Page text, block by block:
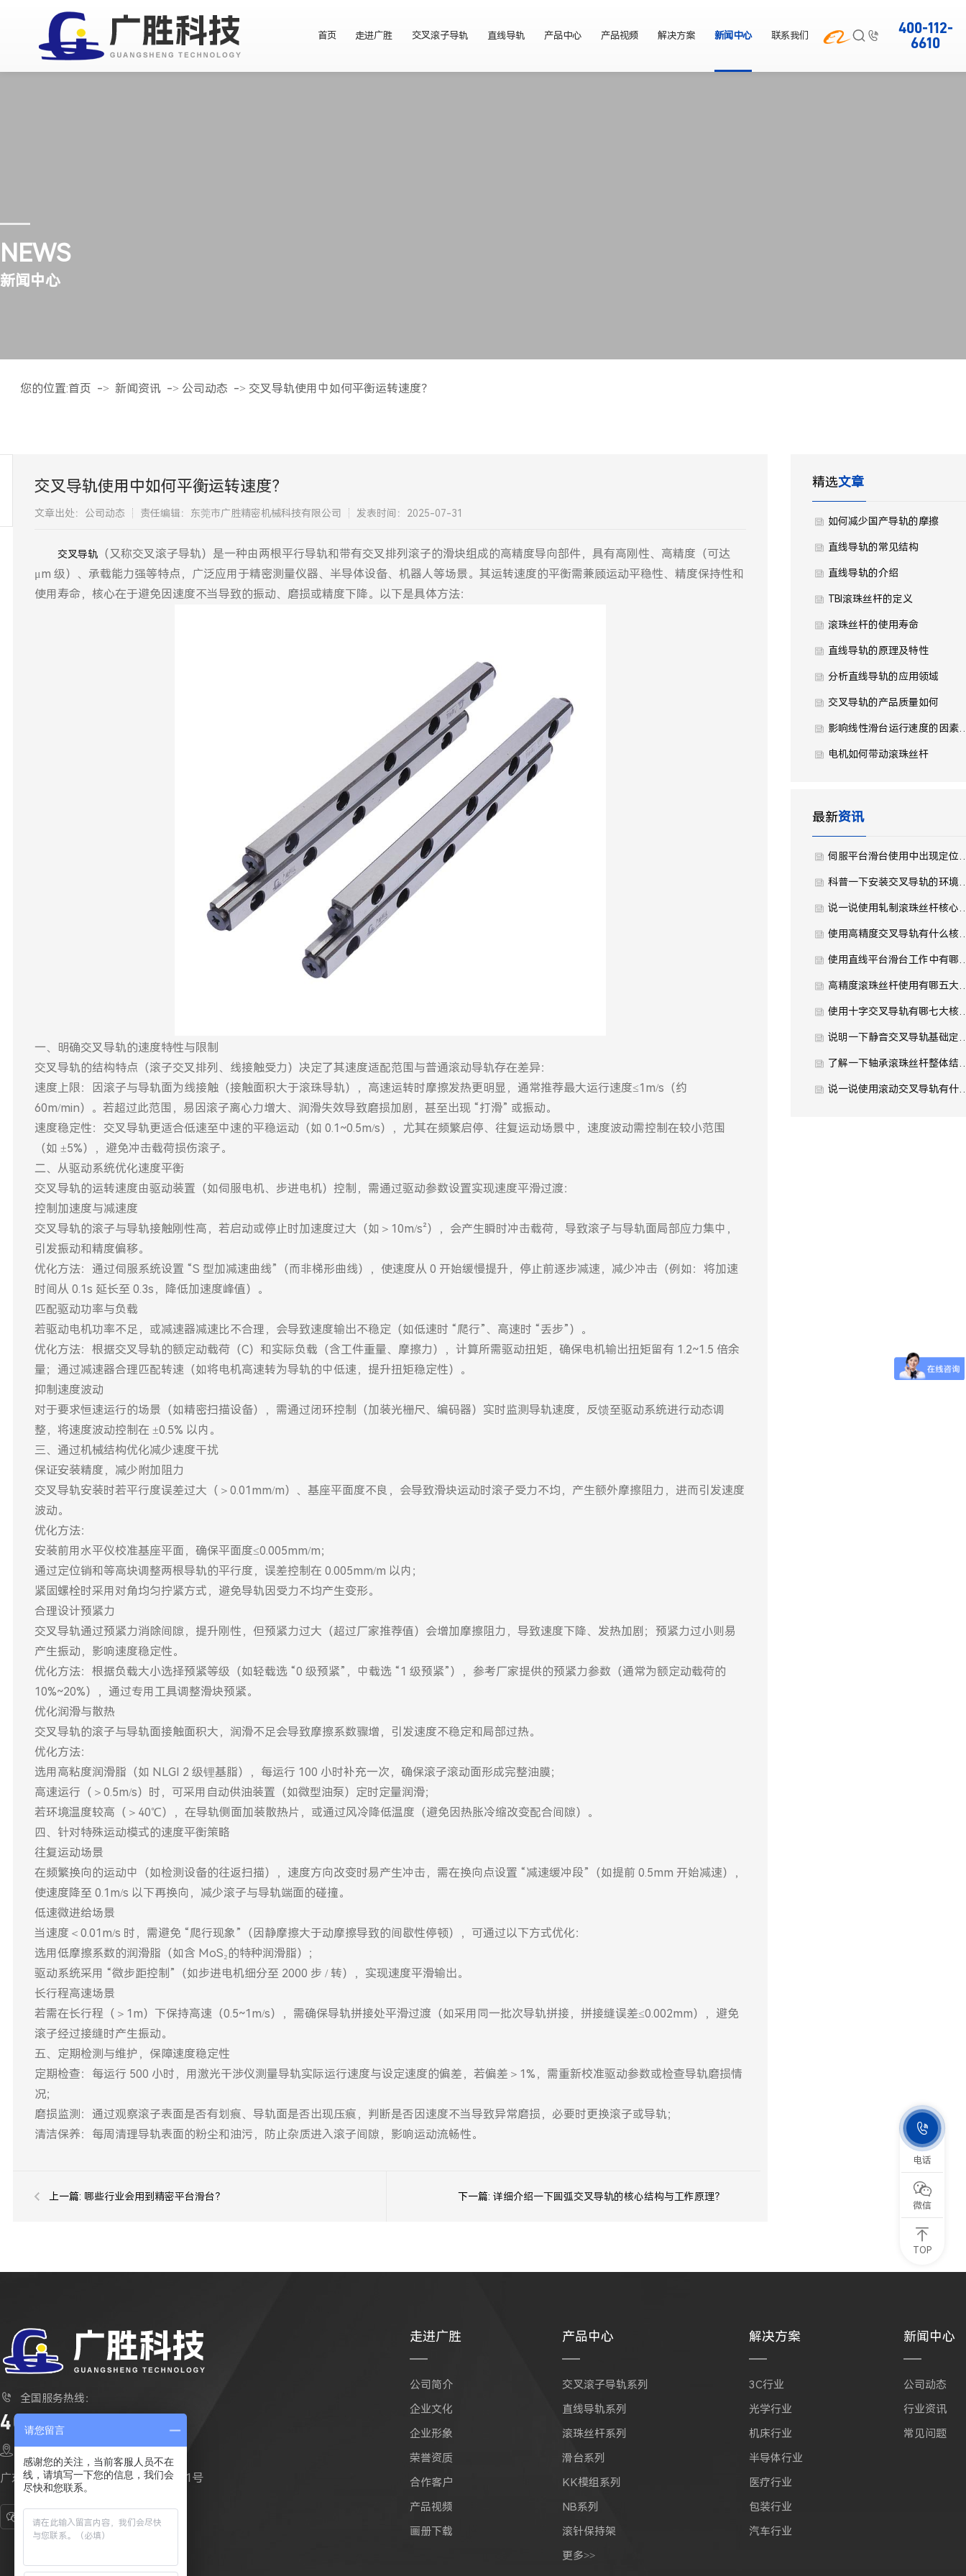
首页 走进广胜 交叉滚子导轨 直线导轨 产品中心 产品视频 解决方案 新闻中心 联系我们  
400-112-
6610
NEWS
新闻中心
您的位置:首页 -> 新闻资讯 -> 公司动态 -> 交叉导轨使用中如何平衡运转速度？
交叉导轨使用中如何平衡运转速度？
文章出处：公司动态 责任编辑：东莞市广胜精密机械科技有限公司 发表时间：2025-07-31
​交叉导轨 （又称交叉滚子导轨）是一种由两根平行导轨和带有交叉排列滚子的滑块组成的高精度导向部件，具有高刚性、高精度（可达
μm 级）、承载能力强等特点，广泛应用于精密测量仪器、半导体设备、机器人等场景。其运转速度的平衡需兼顾运动平稳性、精度保持性和
使用寿命，核心在于避免因速度不当导致的振动、磨损或精度下降。以下是具体方法：
一、明确交叉导轨的速度特性与限制
交叉导轨的结构特点（滚子交叉排列、线接触受力）决定了其速度适配范围与普通滚动导轨存在差异：
速度上限：因滚子与导轨面为线接触（接触面积大于滚珠导轨），高速运转时摩擦发热更明显，通常推荐最大运行速度≤1m/s（约
60m/min）。若超过此范围，易因滚子离心力增大、润滑失效导致磨损加剧，甚至出现 “打滑” 或振动。
速度稳定性：交叉导轨更适合低速至中速的平稳运动（如 0.1~0.5m/s），尤其在频繁启停、往复运动场景中，速度波动需控制在较小范围
（如 ±5%），避免冲击载荷损伤滚子。
二、从驱动系统优化速度平衡
交叉导轨的运转速度由驱动装置（如伺服电机、步进电机）控制，需通过驱动参数设置实现速度平滑过渡：
控制加速度与减速度
交叉导轨的滚子与导轨接触刚性高，若启动或停止时加速度过大（如＞10m/s²），会产生瞬时冲击载荷，导致滚子与导轨面局部应力集中，
引发振动和精度偏移。
优化方法：通过伺服系统设置 “S 型加减速曲线”（而非梯形曲线），使速度从 0 开始缓慢提升，停止前逐步减速，减少冲击（例如：将加速
时间从 0.1s 延长至 0.3s，降低加速度峰值）。
匹配驱动功率与负载
若驱动电机功率不足，或减速器减速比不合理，会导致速度输出不稳定（如低速时 “爬行”、高速时 “丢步”）。
优化方法：根据交叉导轨的额定动载荷（C）和实际负载（含工件重量、摩擦力），计算所需驱动扭矩，确保电机输出扭矩留有 1.2~1.5 倍余
量；通过减速器合理匹配转速（如将电机高速转为导轨的中低速，提升扭矩稳定性）。
抑制速度波动
对于要求恒速运行的场景（如精密扫描设备），需通过闭环控制（加装光栅尺、编码器）实时监测导轨速度，反馈至驱动系统进行动态调
整，将速度波动控制在 ±0.5% 以内。
三、通过机械结构优化减少速度干扰
保证安装精度，减少附加阻力
交叉导轨安装时若平行度误差过大（＞0.01mm/m）、基座平面度不良，会导致滑块运动时滚子受力不均，产生额外摩擦阻力，进而引发速度
波动。
优化方法：
安装前用水平仪校准基座平面，确保平面度≤0.005mm/m；
通过定位销和等高块调整两根导轨的平行度，误差控制在 0.005mm/m 以内；
紧固螺栓时采用对角均匀拧紧方式，避免导轨因受力不均产生变形。
合理设计预紧力
交叉导轨通过预紧力消除间隙，提升刚性，但预紧力过大（超过厂家推荐值）会增加摩擦阻力，导致速度下降、发热加剧；预紧力过小则易
产生振动，影响速度稳定性。
优化方法：根据负载大小选择预紧等级（如轻载选 “0 级预紧”，中载选 “1 级预紧”），参考厂家提供的预紧力参数（通常为额定动载荷的
10%~20%），通过专用工具调整滑块预紧。
优化润滑与散热
交叉导轨的滚子与导轨面接触面积大，润滑不足会导致摩擦系数骤增，引发速度不稳定和局部过热。
优化方法：
选用高粘度润滑脂（如 NLGI 2 级锂基脂），每运行 100 小时补充一次，确保滚子滚动面形成完整油膜；
高速运行（＞0.5m/s）时，可采用自动供油装置（如微型油泵）定时定量润滑；
若环境温度较高（＞40℃），在导轨侧面加装散热片，或通过风冷降低温度（避免因热胀冷缩改变配合间隙）。
四、针对特殊运动模式的速度平衡策略
往复运动场景
在频繁换向的运动中（如检测设备的往返扫描），速度方向改变时易产生冲击，需在换向点设置 “减速缓冲段”（如提前 0.5mm 开始减速），
使速度降至 0.1m/s 以下再换向，减少滚子与导轨端面的碰撞。
低速微进给场景
当速度＜0.01m/s 时，需避免 “爬行现象”（因静摩擦大于动摩擦导致的间歇性停顿），可通过以下方式优化：
选用低摩擦系数的润滑脂（如含 MoS₂的特种润滑脂）；
驱动系统采用 “微步距控制”（如步进电机细分至 2000 步 / 转），实现速度平滑输出。
长行程高速场景
若需在长行程（＞1m）下保持高速（0.5~1m/s），需确保导轨拼接处平滑过渡（如采用同一批次导轨拼接，拼接缝误差≤0.002mm），避免
滚子经过接缝时产生振动。
五、定期检测与维护，保障速度稳定性
定期检查：每运行 500 小时，用激光干涉仪测量导轨实际运行速度与设定速度的偏差，若偏差＞1%，需重新校准驱动参数或检查导轨磨损情
况；
磨损监测：通过观察滚子表面是否有划痕、导轨面是否出现压痕，判断是否因速度不当导致异常磨损，必要时更换滚子或导轨；
清洁保养：每周清理导轨表面的粉尘和油污，防止杂质进入滚子间隙，影响运动流畅性。
上一篇: 哪些行业会用到精密平台滑台？ 下一篇: 详细介绍一下圆弧交叉导轨的核心结构与工作原理？
精选文章
如何减少国产导轨的摩擦
直线导轨的常见结构
直线导轨的介绍
TBI滚珠丝杆的定义
滚珠丝杆的使用寿命
直线导轨的原理及特性
分析直线导轨的应用领域
交叉导轨的产品质量如何
电机如何带动滚珠丝杆
最新资讯
 全国服务热线：
400-112-6610

广东省东莞市企石镇江边村新江路181号
  
走进广胜
公司简介
企业文化
企业形象
荣誉资质
合作客户
产品视频
画册下载
产品中心
交叉滚子导轨系列
直线导轨系列
滚珠丝杆系列
滑台系列
KK模组系列
NB系列
滚针保持架
更多>>
解决方案
3C行业
光学行业
机床行业
半导体行业
医疗行业
包装行业
汽车行业
新闻中心
公司动态
行业资讯
常见问题

电话

微信
TOP
请您留言
感谢您的关注，当前客服人员不在
线，请填写一下您的信息，我们会
尽快和您联系。